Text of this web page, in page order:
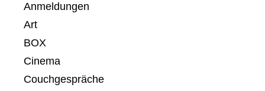
Anmeldungen
Art
BOX
Cinema
Couchgespräche